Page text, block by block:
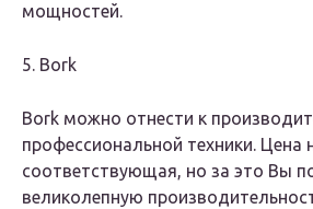
мощностей.
5. Bork
Bork можно отнести к
профессиональной техники. Цена
соответствующая, но за это Вы
великолепную